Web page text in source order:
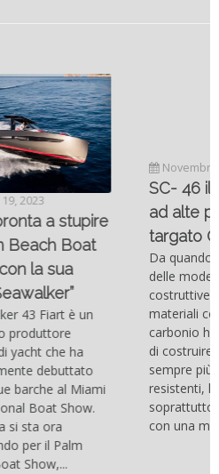
Novembre 6, 2022
SC- 46 il catamarano
ad alte prestazioni
targato Outerlimits.
Da quando lo sviluppo
delle moderne tecnologie
costruttive e dei nuovi
materiali come la fibra di
carbonio hanno consentito
di costruire catamarani
sempre più belli, compatti,
resistenti, leggeri e
soprattutto stabili veloci
con una manovrabilità...